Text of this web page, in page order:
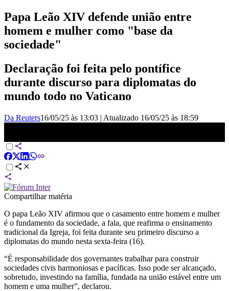
Papa Leão XIV defende união entre
homem e mulher como "base da
sociedade"
Declaração foi feita pelo pontífice
durante discurso para diplomatas do
mundo todo no Vaticano
Da Reuters16/05/25 às 13:03 | Atualizado 16/05/25 às 18:59
Compartilhar matéria
O papa Leão XIV afirmou que o casamento entre homem e mulher
é o fundamento da sociedade, a fala, que reafirma o ensinamento
tradicional da Igreja, foi feita durante seu primeiro discurso a
diplomatas do mundo nesta sexta-feira (16).
“É responsabilidade dos governantes trabalhar para construir
sociedades civis harmoniosas e pacíficas. Isso pode ser alcançado,
sobretudo, investindo na família, fundada na união estável entre um
homem e uma mulher”, declarou.